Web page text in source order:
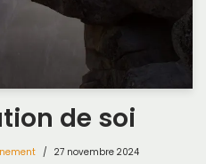
de soi
27 novembre 2024